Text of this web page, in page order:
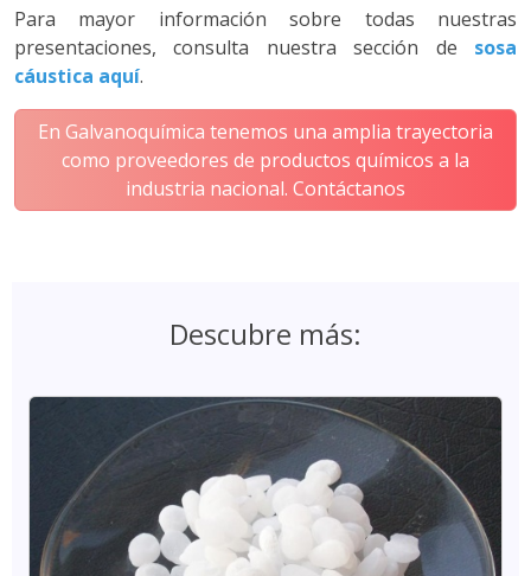
Para mayor información sobre todas nuestras
presentaciones, consulta nuestra sección de sosa
cáustica aquí.
En Galvanoquímica tenemos una amplia trayectoria
como proveedores de productos químicos a la
industria nacional. Contáctanos
Descubre más: